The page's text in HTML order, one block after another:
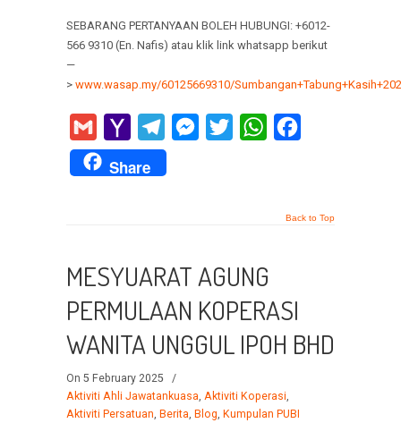
SEBARANG PERTANYAAN BOLEH HUBUNGI: +6012-
566 9310 (En. Nafis) atau klik link whatsapp berikut
—
> www.wasap.my/60125669310/
Gmail
Yahoo
Mail
TelegramMessenger
Twitter WhatsApp
Share
Back to Top
MESYUARAT AGUNG
PERMULAAN KOPERASI
WANITA UNGGUL IPOH BHD
On 5 February 2025
/
Aktiviti Ahli Jawatankuasa, Aktiviti Koperasi,
Aktiviti Persatuan, Berita, Blog, Kumpulan PUBI